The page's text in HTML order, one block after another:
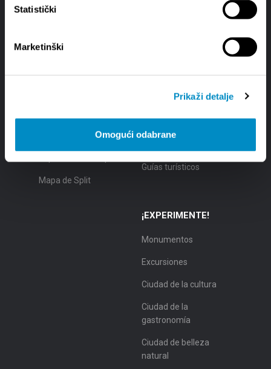
Statistički
Marketinški
Prikaži detalje
Omogući odabrane
SOBRE SPLIT
Sobre Split
Mapa de Split
Como llegar
Alojamiento
Guías turísticos
¡EXPERIMENTE!
Monumentos
Excursiones
Ciudad de la cultura
Ciudad de la
gastronomía
Ciudad de belleza
natural